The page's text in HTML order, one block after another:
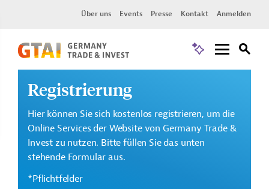
Über uns Events Presse Kontakt Anmelden
Registrierung
Hier können Sie sich kostenlos registrieren, um die
Online Services der Website von Germany Trade &
Invest zu nutzen. Bitte füllen Sie das unten
stehende Formular aus.
*Pflichtfelder